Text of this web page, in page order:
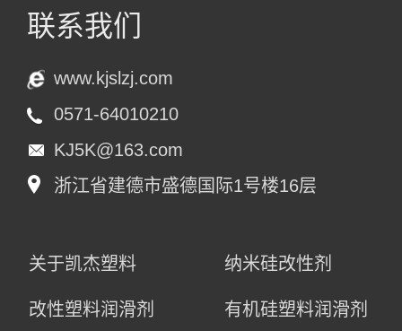
联系我们
www.kjslzj.com
0571-64010210
KJ5K@163.com
浙江省建德市盛德国际1号楼16层
关于凯杰塑料 纳米硅改性剂
改性塑料润滑剂 有机硅塑料润滑剂